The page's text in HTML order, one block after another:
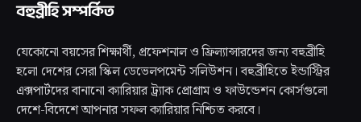
বহুব্রীহি সম্পর্কিত
যেকোনো বয়সের শিক্ষার্থী, প্রফেশনাল ও ফ্রিল্যান্সারদের জন্য বহুব্রীহি
হলো দেশের সেরা স্কিল ডেভেলপমেন্ট সলিউশন। বহুব্রীহিতে ইন্ডাস্ট্রির
এক্সপার্টদের বানানো ক্যারিয়ার ট্র্যাক প্রোগ্রাম ও ফাউন্ডেশন কোর্সগুলো
দেশে-বিদেশে আপনার সফল ক্যারিয়ার নিশ্চিত করবে।